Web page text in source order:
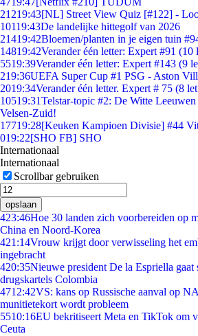
21219:43[NL] Street View Quiz [#122] -
10119:43De landelijke hittegolf van 2026
21419:42Bloemen/planten in je eigen tuin
14819:42Verander één letter: Expert #91 (10
5519:39Verander één letter: Expert #143 (9
219:36UEFA Super Cup #1 PSG - Aston
2019:34Verander één letter. Expert # 75 (8
10519:31Telstar-topic #2: De Witte
Velsen-Zuid!
17719:28[Keuken Kampioen Divisie] #44
019:22[SHO FB] SHO
Internationaal
Internationaal
Scrollbar gebruiken
opslaan
423:46Hoe 30 landen zich voorbereiden op
China en Noord-Korea
421:14Vrouw krijgt door verwisseling het
ingebracht
420:35Nieuwe president De la Espriella gaat
drugskartels Colombia
4712:42VS: kans op Russische aanval op
munitietekort wordt probleem
5510:16EU bekritiseert Meta en TikTok om
Ceuta